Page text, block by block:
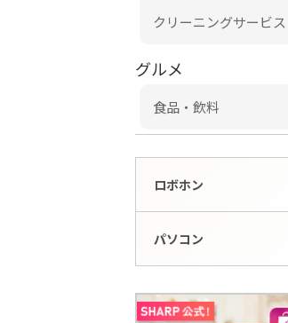
クリーニングサービス
グルメ
食品・飲料
ロボホン
パソコン